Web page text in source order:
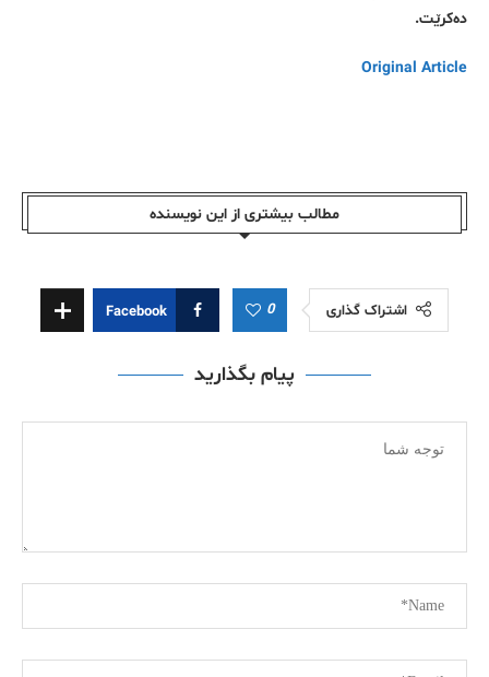
دەکرێت.
Original Article
مطالب بیشتری از این نویسندە
اشتراک گذاری 0
Facebook
پیام بگذارید